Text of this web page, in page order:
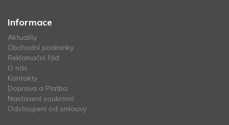
Informace
Aktuality
Obchodní podmínky
Reklamační řád
O nás
Kontakty
Doprava a Platba
Nastavení soukromí
Odstoupení od smlouvy